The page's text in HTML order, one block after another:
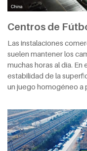
Centros de
Las instalaciones
suelen mantener los
muchas horas al día. En
estabilidad de la
un juego homogéneo a